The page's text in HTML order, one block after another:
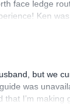
face ledge
Ken
but we
was
I’m